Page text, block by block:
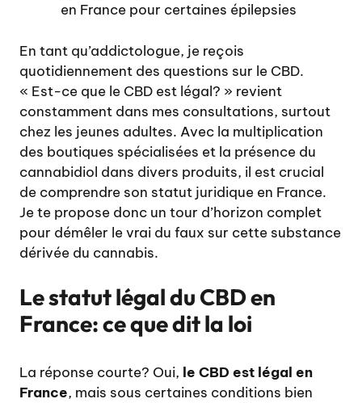
en France pour certaines épilepsies
En tant qu’addictologue, je reçois
quotidiennement des questions sur le CBD.
« Est-ce que le CBD est légal? » revient
constamment dans mes consultations, surtout
chez les jeunes adultes. Avec la multiplication
des boutiques spécialisées et la présence du
cannabidiol dans divers produits, il est crucial
de comprendre son statut juridique en France.
Je te propose donc un tour d’horizon complet
pour démêler le vrai du faux sur cette substance
dérivée du cannabis.
Le statut légal du CBD en
France: ce que dit la loi
La réponse courte? Oui, le CBD est légal en
France, mais sous certaines conditions bien